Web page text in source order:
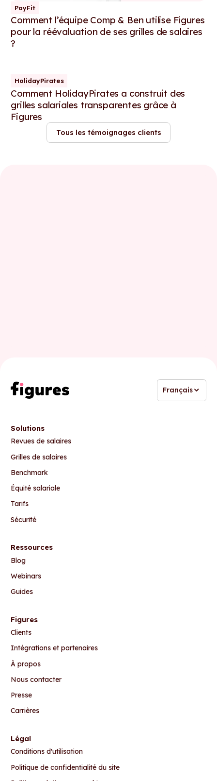
PayFit
Comment l’équipe Comp & Ben utilise Figures
pour la réévaluation de ses grilles de salaires
?
HolidayPirates
Comment HolidayPirates a construit des
grilles salariales transparentes grâce à
Figures
Tous les témoignages clients
Français
Solutions
Revues de salaires
Grilles de salaires
Benchmark
Équité salariale
Tarifs
Sécurité
Ressources
Blog
Webinars
Guides
Figures
Clients
Intégrations et partenaires
À propos
Nous contacter
Presse
Carrières
Légal
Conditions d'utilisation
Politique de confidentialité du site